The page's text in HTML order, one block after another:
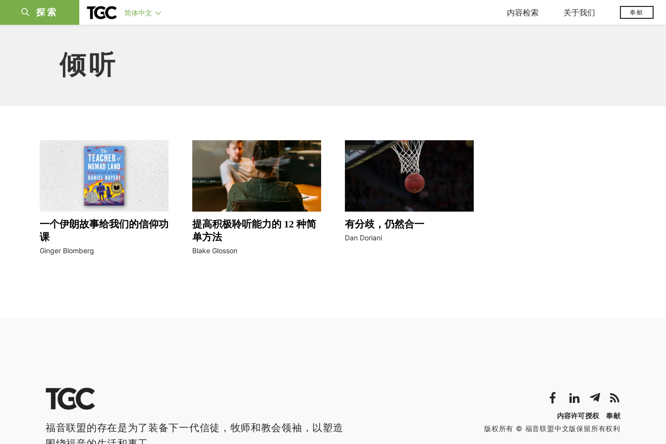
探索 简体中文 内容检索 关于我们 奉献
倾听
一个伊朗故事给我们的信仰功
课
Ginger Blomberg
提高积极聆听能力的 12 种简
单方法
Blake Glosson
有分歧，仍然合一
Dan Doriani
福音联盟的存在是为了装备下一代信徒，牧师和教会领袖，以塑造
内容许可授权
奉献
版权所有 © 福音联盟中文版保留所有权利